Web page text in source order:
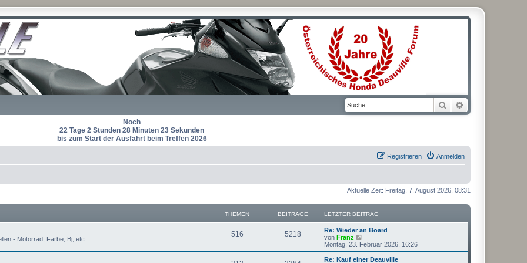
Suche
Noch
22 Tage 2 Stunden 28 Minuten 23 Sekunden
bis zum Start der Ausfahrt beim Treffen 2026
Anmelden
Registrieren
Aktuelle Zeit: Freitag, 7. August 2026, 08:31
THEMEN BEITRÄGE LETZTER BEITRAG
- Motorrad, Farbe, Bj, etc.
516T
5218
L
e
t
z
t
Re: Wieder an Board
von Franz
e
u
e
Montag, 23. Februar 2026, 16:26
L
Re: Kauf einer Deauville